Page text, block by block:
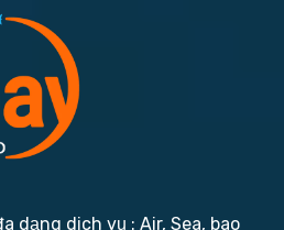
dạng dịch vụ : Air, Sea, bao